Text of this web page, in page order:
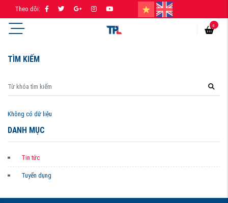
Theo dõi:
0
TÌM KIẾM
Không có dữ liệu
DANH MỤC
Tin tức
Tuyển dụng